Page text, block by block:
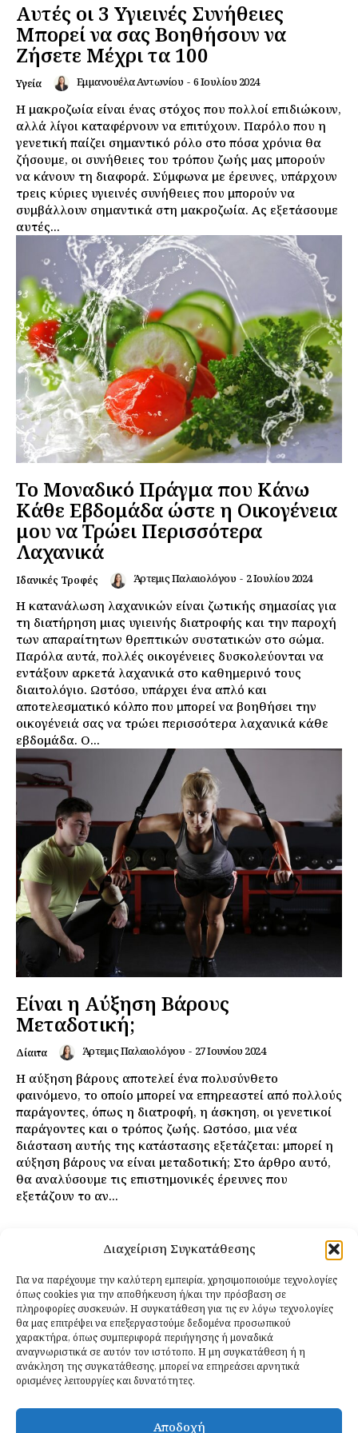
Διαχείριση Συγκατάθεσης
Για να παρέχουμε την καλύτερη εμπειρία, χρησιμοποιούμε τεχνολογίες
όπως cookies για την αποθήκευση ή/και την πρόσβαση σε
πληροφορίες συσκευών. Η συγκατάθεση για τις εν λόγω τεχνολογίες
θα μας επιτρέψει να επεξεργαστούμε δεδομένα προσωπικού
χαρακτήρα, όπως συμπεριφορά περιήγησης ή μοναδικά
αναγνωριστικά σε αυτόν τον ιστότοπο. Η μη συγκατάθεση ή η
ανάκληση της συγκατάθεσης, μπορεί να επηρεάσει αρνητικά
ορισμένες λειτουργίες και δυνατότητες.
Αποδοχή
Αυτές οι 3 Υγιεινές Συνήθειες
Μπορεί να σας Βοηθήσουν να
Ζήσετε Μέχρι τα 100
Υγεία Εμμανουέλα Αντωνίου - 6 Ιουλίου 2024
Η μακροζωία είναι ένας στόχος που πολλοί επιδιώκουν,
αλλά λίγοι καταφέρνουν να επιτύχουν. Παρόλο που η
γενετική παίζει σημαντικό ρόλο στο πόσα χρόνια θα
ζήσουμε, οι συνήθειες του τρόπου ζωής μας μπορούν
να κάνουν τη διαφορά. Σύμφωνα με έρευνες, υπάρχουν
τρεις κύριες υγιεινές συνήθειες που μπορούν να
συμβάλλουν σημαντικά στη μακροζωία. Ας εξετάσουμε
αυτές...
Το Μοναδικό Πράγμα που Κάνω
Κάθε Εβδομάδα ώστε η Οικογένεια
μου να Τρώει Περισσότερα
Λαχανικά
Ιδανικές Τροφές Άρτεμις Παλαιολόγου - 2 Ιουλίου 2024
Η κατανάλωση λαχανικών είναι ζωτικής σημασίας για
τη διατήρηση μιας υγιεινής διατροφής και την παροχή
των απαραίτητων θρεπτικών συστατικών στο σώμα.
Παρόλα αυτά, πολλές οικογένειες δυσκολεύονται να
εντάξουν αρκετά λαχανικά στο καθημερινό τους
διαιτολόγιο. Ωστόσο, υπάρχει ένα απλό και
αποτελεσματικό κόλπο που μπορεί να βοηθήσει την
οικογένειά σας να τρώει περισσότερα λαχανικά κάθε
εβδομάδα. Ο...
Είναι η Αύξηση Βάρους
Μεταδοτική;
Δίαιτα Άρτεμις Παλαιολόγου - 27 Ιουνίου 2024
Η αύξηση βάρους αποτελεί ένα πολυσύνθετο
φαινόμενο, το οποίο μπορεί να επηρεαστεί από πολλούς
παράγοντες, όπως η διατροφή, η άσκηση, οι γενετικοί
παράγοντες και ο τρόπος ζωής. Ωστόσο, μια νέα
διάσταση αυτής της κατάστασης εξετάζεται: μπορεί η
αύξηση βάρους να είναι μεταδοτική; Στο άρθρο αυτό,
θα αναλύσουμε τις επιστημονικές έρευνες που
εξετάζουν το αν...